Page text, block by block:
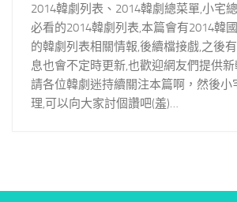
2014韓劇列表、2014韓劇總菜單,小宅
必看的2014韓劇列表,本篇會有2014韓
的韓劇列表相關情報,後續檔接戲,之後
息也會不定時更新,也歡迎網友們提供
請各位韓劇迷持續關注本篇啊，然後小
理,可以向大家討個讚吧(羞)…